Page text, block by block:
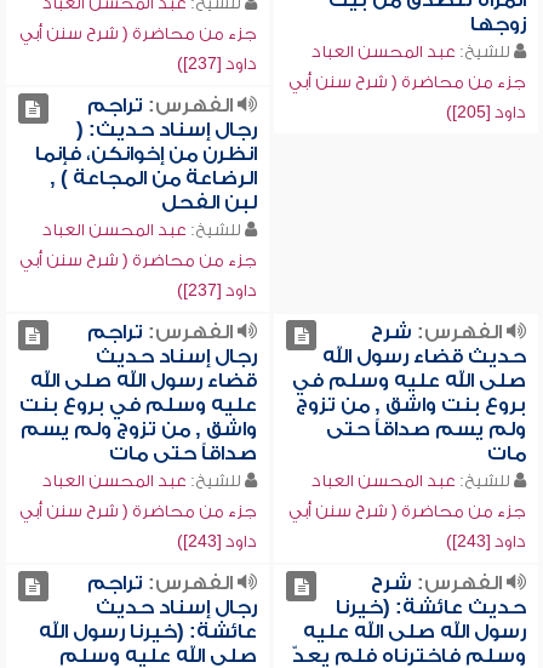
زوجها
للشيخ: عبد المحسن العباد
جزء من محاضرة ( شرح سنن أبي
داود [205])
جزء من محاضرة ( شرح سنن أبي
داود [237])
الفهرس: تراجم
رجال إسناد حديث: (
انظرن من إخوانكن، فإنما
الرضاعة من المجاعة ) ,
لبن الفحل
للشيخ: عبد المحسن العباد
جزء من محاضرة ( شرح سنن أبي
داود [237])
الفهرس: شرح
حديث قضاء رسول الله
صلى الله عليه وسلم في
بروع بنت واشق , من تزوج
ولم يسم صداقاً حتى
مات
للشيخ: عبد المحسن العباد
جزء من محاضرة ( شرح سنن أبي
داود [243])
الفهرس: تراجم
رجال إسناد حديث
قضاء رسول الله صلى الله
عليه وسلم في بروع بنت
واشق , من تزوج ولم يسم
صداقاً حتى مات
للشيخ: عبد المحسن العباد
جزء من محاضرة ( شرح سنن أبي
داود [243])
الفهرس: شرح
حديث عائشة: (خيرنا
رسول الله صلى الله عليه
وسلم فاخترناه فلم يعدّ
الفهرس: تراجم
رجال إسناد حديث
عائشة: (خيرنا رسول الله
صلى الله عليه وسلم